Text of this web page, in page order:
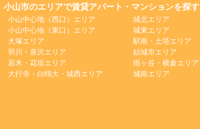
小山市のエリアで賃貸アパート・マンションを探す
小山中心地（西口）エリア
小山中心地（東口）エリア
犬塚エリア
羽川・喜沢エリア
若木・花垣エリア
大行寺・白鴎大・城西エリア
城北エリア
城東エリア
駅南・土塔エリア
結城市エリア
雨ヶ谷・横倉エリア
城南エリア